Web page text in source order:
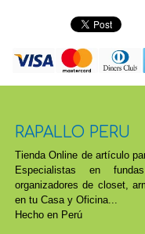
RAPALLO PERU
Tienda Online de artículo
Especialistas en
organizadores de closet,
en tu Casa y Oficina...
Hecho en Perú